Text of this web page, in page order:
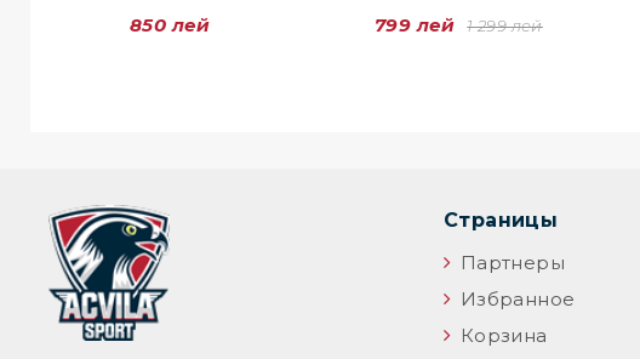
850 лей 799 лей 1 299 лей
Страницы
Партнеры
Избранное
Корзина